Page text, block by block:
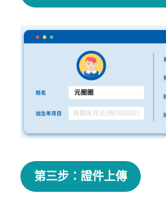
第三步：證件上傳